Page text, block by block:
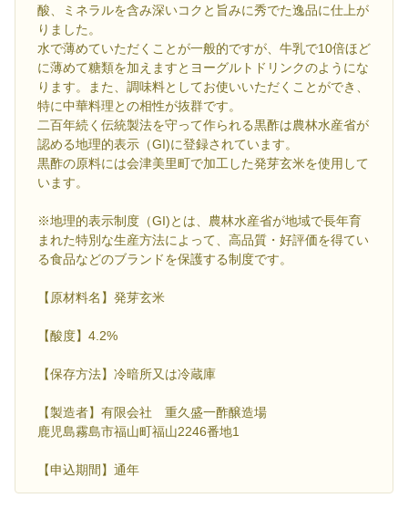
酸、ミネラルを含み深いコクと旨みに秀でた逸品に仕上が
りました。
水で薄めていただくことが一般的ですが、牛乳で10倍ほど
に薄めて糖類を加えますとヨーグルトドリンクのようにな
ります。また、調味料としてお使いいただくことができ、
特に中華料理との相性が抜群です。
二百年続く伝統製法を守って作られる黒酢は農林水産省が
認める地理的表示（GI)に登録されています。
黒酢の原料には会津美里町で加工した発芽玄米を使用して
います。
※地理的表示制度（GI)とは、農林水産省が地域で長年育
まれた特別な生産方法によって、高品質・好評価を得てい
る食品などのブランドを保護する制度です。
【原材料名】発芽玄米
【酸度】4.2%
【保存方法】冷暗所又は冷蔵庫
【製造者】有限会社 重久盛一酢醸造場
鹿児島霧島市福山町福山2246番地1
【申込期間】通年